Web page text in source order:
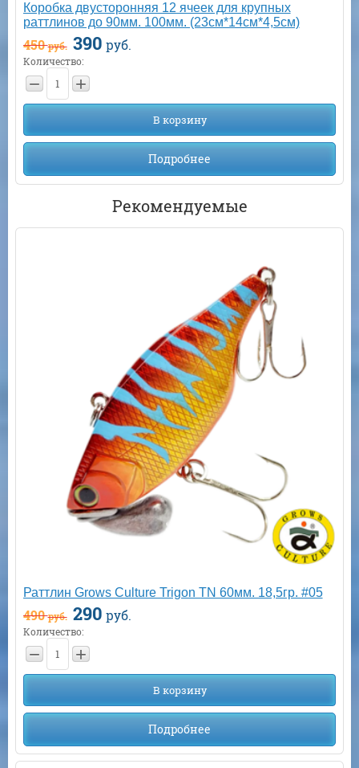
Коробка двусторонняя 12 ячеек для крупных
раттлинов до 90мм. 100мм. (23см*14см*4,5см)
450руб. 390 руб.
Количество:
− +
В корзину
Подробнее
Рекомендуемые
Раттлин Grows Culture Trigon TN 60мм. 18,5гр. #05
490руб. 290 руб.
Количество:
− +
В корзину
Подробнее